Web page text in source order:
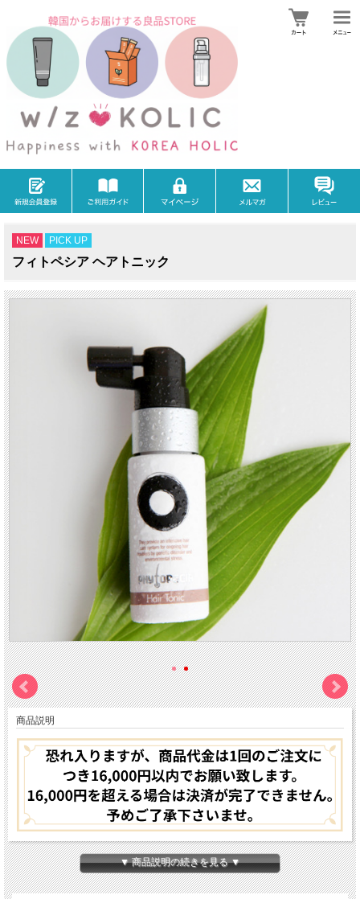
NEW PICK UP
フィトペシア ヘアトニック
商品説明
フィトペシア全製品につきまして、メーカー価格が値上げとなりました。
その影響でやむを得ず、当店でも３月より価格改定を行わせて頂くこととなりま
す。
ご愛用下さる皆様にご不便をおかけしてしまうことは大変心苦しい限りですが
▼ 商品説明の続きを見る ▼